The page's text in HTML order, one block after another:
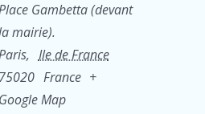
Gambetta (devant
mairie).
, Ile de France
75020 France +
Google Map